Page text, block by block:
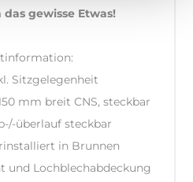
gewisse Etwas!
Sitzgelegenheit
mm breit CNS, steckbar
überlauf steckbar
in Brunnen
und Lochblechabdeckung